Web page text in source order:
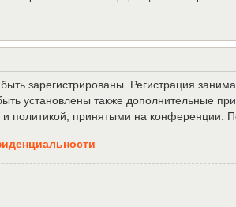
зарегистрированы. Регистрация
установлены также дополнительные
политикой, принятыми на конференции.